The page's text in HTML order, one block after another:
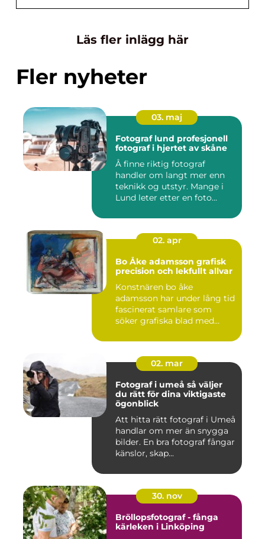
Läs fler inlägg här
Fler nyheter
03. maj
Fotograf lund profesjonell
fotograf i hjertet av skåne
Å finne riktig fotograf
handler om langt mer enn
teknikk og utstyr. Mange i
Lund leter etter en foto...
02. apr
Bo Åke adamsson grafisk
precision och lekfullt allvar
Konstnären bo åke
adamsson har under lång tid
fascinerat samlare som
söker grafiska blad med
02. mar
Fotograf i umeå så väljer
du rätt för dina viktigaste
ögonblick
Att hitta rätt fotograf i Umeå
handlar om mer än snygga
bilder. En bra fotograf fångar
känslor, skap...
30. nov
Bröllopsfotograf - fånga
kärleken i Linköping